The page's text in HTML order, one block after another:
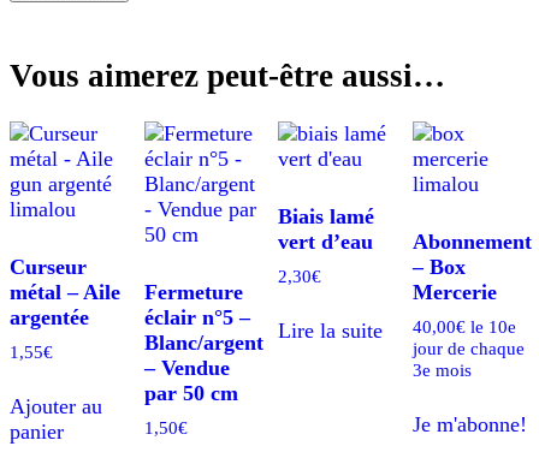
Vous aimerez peut-être aussi…
Curseur
métal – Aile
argentée
1,55€
Ajouter au
panier
Fermeture
éclair n°5 –
Blanc/argent
– Vendue
par 50 cm
1,50€
Biais lamé
vert d’eau
2,30€
Lire la suite
Abonnement
– Box
Mercerie
40,00€ le 10e
jour de chaque
3e mois
Je m'abonne!